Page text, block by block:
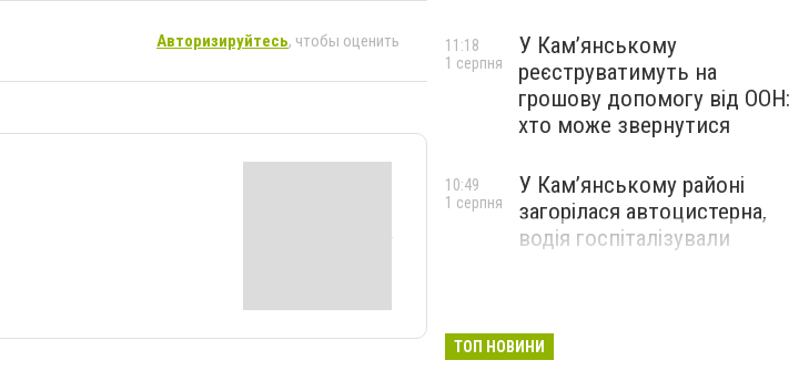
Авторизируйтесь, чтобы оценить
У Кам’янському
реєструватимуть на
грошову допомогу від ООН:
хто може звернутися
11:18
1 серпня
У Кам’янському районі
загорілася автоцистерна,
водія госпіталізували
10:49
1 серпня
ТОП НОВИНИ